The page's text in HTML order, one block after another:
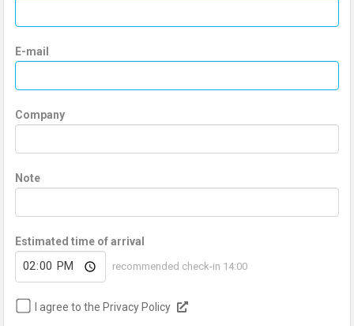
E-mail
Company
Note
Estimated time of arrival
recommended check-in 14:00
I agree to the Privacy Policy